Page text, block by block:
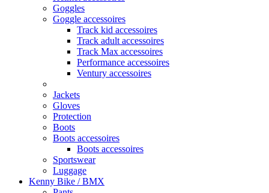
Goggles
Goggle accessoires
Track kid accessoires
Track adult accessoires
Track Max accessoires
Performance accessoires
Ventury accessoires
Jackets
Gloves
Protection
Boots
Boots accessoires
Boots accessoires
Sportswear
Luggage
Kenny Bike / BMX